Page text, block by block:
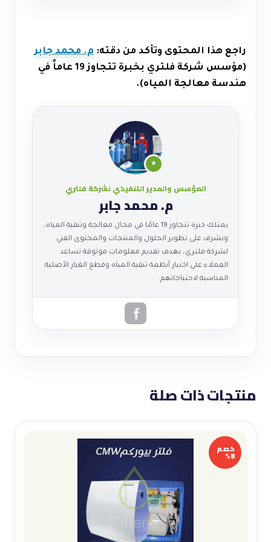
راجع هذا المحتوى وتأكد من دقته: م. محمد جابر
(مؤسس شركة فلتري بخبرة تتجاوز 19 عاماً في
هندسة معالجة المياه).
★
المؤسس والمدير التنفيذي لشركة فلتري
م. محمد جابر
يمتلك خبرة تتجاوز 19 عامًا في مجال معالجة وتنقية المياه،
ويشرف على تطوير الحلول والمنتجات والمحتوى الفني
لشركة فلتري، بهدف تقديم معلومات موثوقة تساعد
العملاء على اختيار أنظمة تنقية المياه وقطع الغيار الأصلية
المناسبة لاحتياجاتهم.
منتجات ذات صلة
خصم
8%